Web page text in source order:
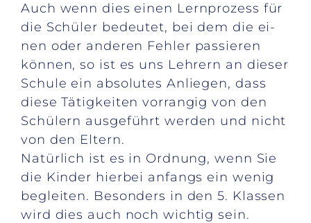
Auch wenn dies ei­nen Lern­pro­zess für
die Schü­ler be­deu­tet, bei dem die ei­
nen oder an­de­ren Feh­ler pas­sie­ren
kön­nen, so ist es uns Leh­rern an die­ser
Schu­le ein ab­so­lu­tes An­lie­gen, dass
die­se Tä­tig­kei­ten vor­ran­gig von den
Schü­lern aus­ge­führt wer­den und nicht
von den El­tern.
Na­tür­lich ist es in Ord­nung, wenn Sie
die Kin­der hier­bei an­fangs ein we­nig
be­glei­ten. Be­son­ders in den 5. Klas­sen
wird dies auch noch wich­tig sein.